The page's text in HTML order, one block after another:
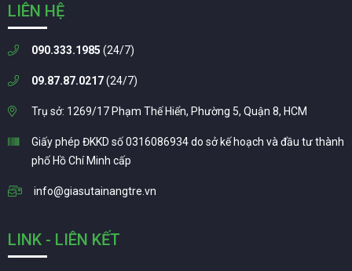
LIÊN HỆ
090.333.1985 (24/7)
09.87.87.0217(24/7)
Trụ sở: 1269/17 Phạm Thế Hiển, Phường 5, Quận 8, HCM
Giấy phép ĐKKD số 0316086934 do sở kế hoạch và đầu tư thành
phố Hồ Chí Minh cấp
info@giasutainangtre.vn
LINK - LIÊN KẾT